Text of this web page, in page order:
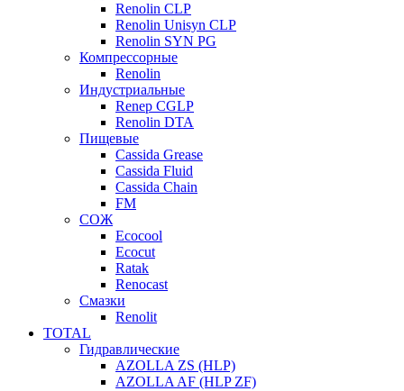
Renolin CLP
Renolin Unisyn CLP
Renolin SYN PG
Компрессорные
Renolin
Индустриальные
Renep CGLP
Renolin DTA
Пищевые
Cassida Grease
Cassida Fluid
Cassida Chain
FM
СОЖ
Ecocool
Ecocut
Ratak
Renocast
Смазки
Renolit
TOTAL
Гидравлические
AZOLLA ZS (HLP)
AZOLLA AF (HLP ZF)